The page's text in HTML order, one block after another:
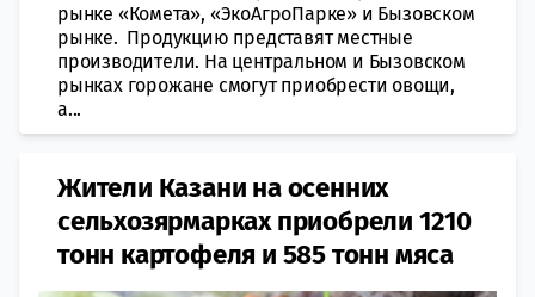
рынке «Комета», «ЭкоАгроПарке» и Бызовском
рынке. Продукцию представят местные
производители. На центральном и Бызовском
рынках горожане смогут приобрести овощи,
а...
Жители Казани на осенних
сельхозярмарках приобрели 1210
тонн картофеля и 585 тонн мяса